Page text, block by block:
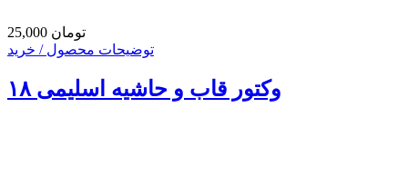
25,000 تومان
توضیحات محصول / خرید
وکتور قاب و حاشیه اسلیمی ۱۸